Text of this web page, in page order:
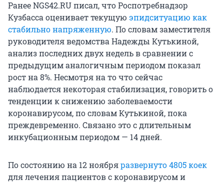
Ранее NGS42.RU писал, что Роспотребнадзор
Кузбасса оценивает текущую эпидситуацию как
стабильно напряженную. По словам заместителя
руководителя ведомства Надежды Кутькиной,
анализ последних двух недель в сравнении с
предыдущим аналогичным периодом показал
рост на 8%. Несмотря на то что сейчас
наблюдается некоторая стабилизация, говорить о
тенденции к снижению заболеваемости
коронавирусом, по словам Кутькиной, пока
преждевременно. Связано это с длительным
инкубационным периодом — 14 дней.
По состоянию на 12 ноябряразвернуто 4805 коек
для лечения пациентов с коронавирусом и